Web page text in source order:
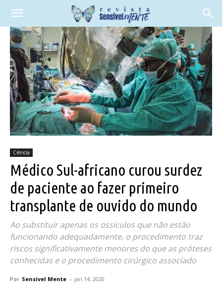
Ciência
Médico Sul-africano curou surdez
de paciente ao fazer primeiro
transplante de ouvido do mundo
Ao substituir apenas os ossículos que não estão
funcionando adequadamente, o procedimento traz
riscos significativamente menores do que as próteses
conhecidas e o procedimento cirúrgico associado
Por Sensível Mente - jan 14, 2020